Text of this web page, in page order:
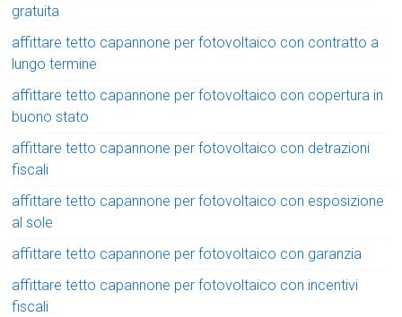
gratuita
affittare tetto capannone per fotovoltaico con contratto a
lungo termine
affittare tetto capannone per fotovoltaico con copertura in
buono stato
affittare tetto capannone per fotovoltaico con detrazioni
fiscali
affittare tetto capannone per fotovoltaico con esposizione
al sole
affittare tetto capannone per fotovoltaico con garanzia
affittare tetto capannone per fotovoltaico con incentivi
fiscali